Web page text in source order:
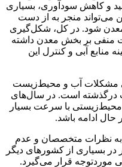
و کاهش سودآوری، بسیاری
می‌تواند منجر به از دست
معدن شود. در کل، شکل‌گیری
منفی بر بخش معدن داشته
منابع آبی و کنترل این
مشکلات آب و محیط‌زیست
درگذشته است. در سال‌های
محیط‌زیستی با سرعت بسیار
حال ادامه باشد.
به نظرات متخصصان و عدم
در بسیاری از کشورهای دیگر
موردتوجه قرار می‌گیرد.